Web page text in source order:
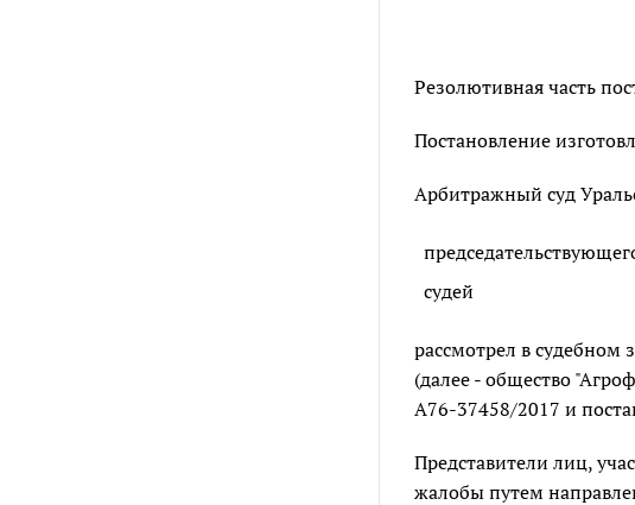
Резолютивная часть
Постановление
Арбитражный суд
судей
рассмотрел в судебном
(далее - общество
А76-37458/2017 и
Представители лиц,
жалобы путем